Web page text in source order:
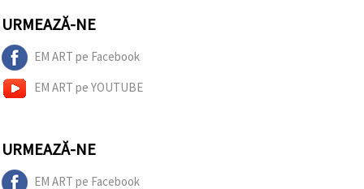
URMEAZĂ-NE
EM ART pe Facebook
EM ART pe YOUTUBE
URMEAZĂ-NE
EM ART pe Facebook